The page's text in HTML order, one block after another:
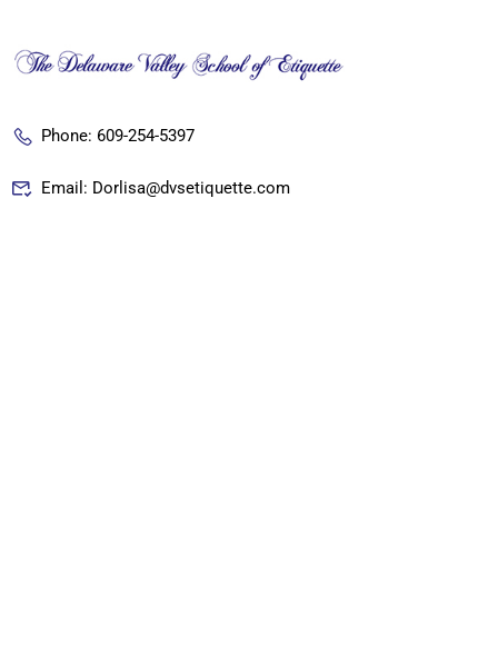
Phone: 609-254-5397
Email: Dorlisa@dvsetiquette.com